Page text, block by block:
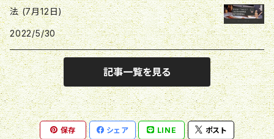
法 (7月12日)
2022/5/30
記事一覧を見る
保存 シェア LINE ポスト